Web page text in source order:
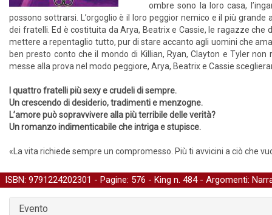
ombre sono la loro casa,
possono sottrarsi. L’orgoglio è il loro peggior nemico e il più
dei fratelli. Ed è costituita da Arya, Beatrix e Cassie, le ragazze
mettere a repentaglio tutto, pur di stare accanto agli uomini che
ben presto conto che il mondo di Killian, Ryan, Clayton e Tyler
messe alla prova nel modo peggiore, Arya, Beatrix e Cassie
I quattro fratelli più sexy e crudeli di sempre.
Un crescendo di desiderio, tradimenti e menzogne.
L’amore può sopravvivere alla più terribile delle verità?
Un romanzo indimenticabile che intriga e stupisce.
«La vita richiede sempre un compromesso. Più ti avvicini a ciò che
ISBN: 9791224202301 - Pagine: 576 - King n. 484 - Argomenti:
Evento